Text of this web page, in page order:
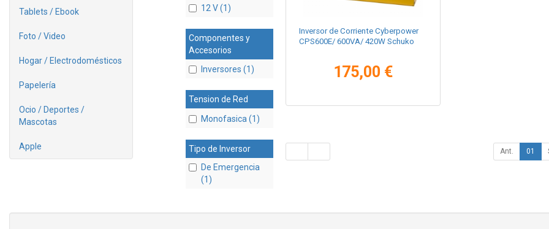
Tablets / Ebook
Foto / Video
Hogar / Electrodomésticos
Papelería
Ocio / Deportes /
Mascotas
Apple
12 V (1)
Componentes y
Accesorios
Inversores (1)
Tension de Red
Monofasica (1)
Tipo de Inversor
De Emergencia
(1)
Inversor de Corriente Cyberpower
CPS600E/ 600VA/ 420W Schuko
175,00 €
Ant. 01